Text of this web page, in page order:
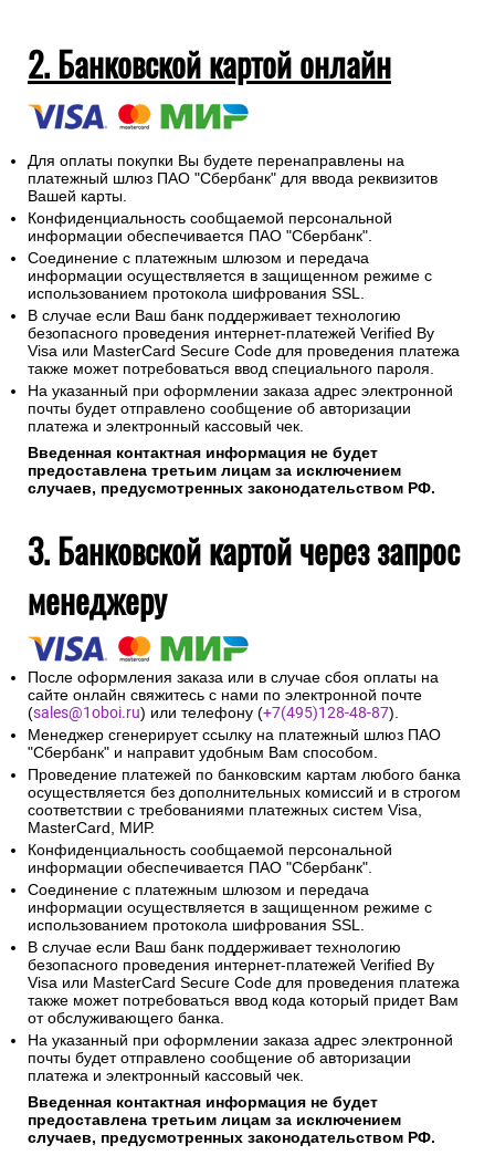
2. Банковской картой онлайн
Для оплаты покупки Вы будете перенаправлены на
платежный шлюз ПАО "Сбербанк" для ввода реквизитов
Вашей карты.
Конфиденциальность сообщаемой персональной
информации обеспечивается ПАО "Сбербанк".
Соединение с платежным шлюзом и передача
информации осуществляется в защищенном режиме с
использованием протокола шифрования SSL.
В случае если Ваш банк поддерживает технологию
безопасного проведения интернет-платежей Verified By
Visa или MasterCard Secure Code для проведения платежа
также может потребоваться ввод специального пароля.
На указанный при оформлении заказа адрес электронной
почты будет отправлено сообщение об авторизации
платежа и электронный кассовый чек.
Введенная контактная информация не будет
предоставлена третьим лицам за исключением
случаев, предусмотренных законодательством РФ.
3. Банковской картой через запрос
менеджеру
После оформления заказа или в случае сбоя оплаты на
сайте онлайн свяжитесь с нами по электронной почте
(sales@1oboi.ru) или телефону (+7(495)128-48-87).
Менеджер сгенерирует ссылку на платежный шлюз ПАО
"Сбербанк" и направит удобным Вам способом.
Проведение платежей по банковским картам любого банка
осуществляется без дополнительных комиссий и в строгом
соответствии с требованиями платежных систем Visa,
MasterCard, МИР.
Конфиденциальность сообщаемой персональной
информации обеспечивается ПАО "Сбербанк".
Соединение с платежным шлюзом и передача
информации осуществляется в защищенном режиме с
использованием протокола шифрования SSL.
В случае если Ваш банк поддерживает технологию
безопасного проведения интернет-платежей Verified By
Visa или MasterCard Secure Code для проведения платежа
также может потребоваться ввод кода который придет Вам
от обслуживающего банка.
На указанный при оформлении заказа адрес электронной
почты будет отправлено сообщение об авторизации
платежа и электронный кассовый чек.
Введенная контактная информация не будет
предоставлена третьим лицам за исключением
случаев, предусмотренных законодательством РФ.